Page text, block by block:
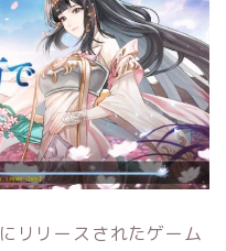
にリリースされたゲーム